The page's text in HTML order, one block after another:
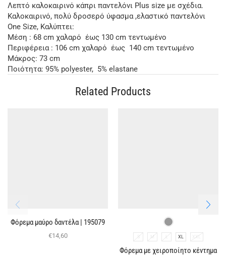
Λεπτό καλοκαιρινό κάπρι παντελόνι Plus size με σχέδια.
Καλοκαιρινό, πολύ δροσερό ύφασμα ,ελαστικό παντελόνι
One Size, Καλύπτει:
Μέση : 68 cm χαλαρό έως 130 cm τεντωμένο
Περιφέρεια : 106 cm χαλαρό έως 140 cm τεντωμένο
Μάκρος: 73 cm
Ποιότητα: 95% polyester, 5% elastane
Related Products
Φόρεμα μαύρο δαντέλα | 195079
€14,60 S M XL XXL
Φόρεμα με χειροποίητο κέντημα